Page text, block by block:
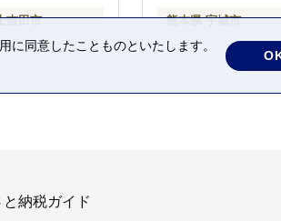
吉田市 熊本県 宇城市
納税ガイド
同意したことものといたします。